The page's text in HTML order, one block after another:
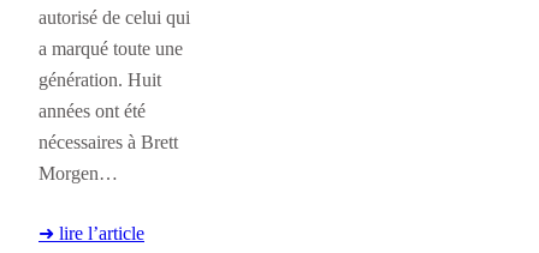
autorisé de celui qui
a marqué toute une
génération. Huit
années ont été
nécessaires à Brett
Morgen…
➜ lire l’article